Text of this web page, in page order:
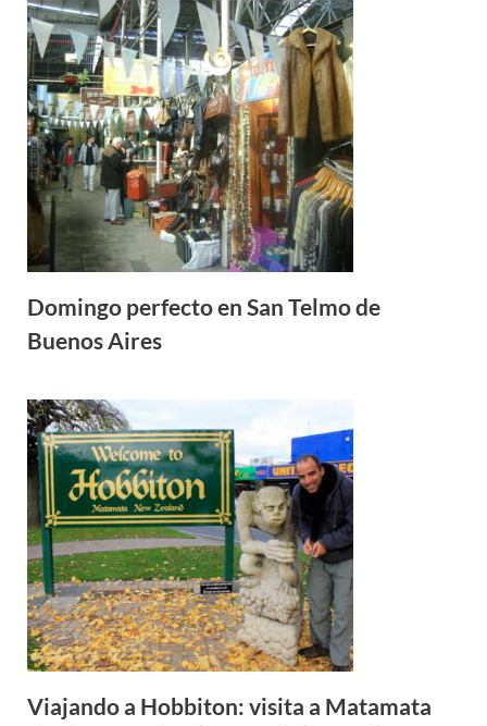
Domingo perfecto en San Telmo de
Buenos Aires
Viajando a Hobbiton: visita a Matamata